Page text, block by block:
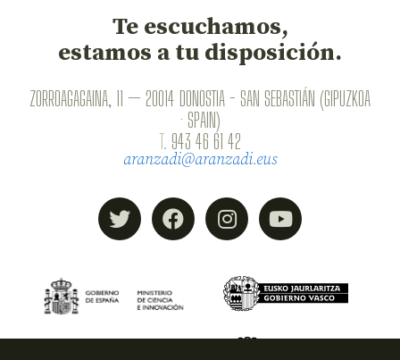
Te escuchamos,
estamos a tu disposición.
ZORROAGAGAINA, 11 — 20014 DONOSTIA - SAN SEBASTIÁN (GIPUZKOA
· SPAIN)
T. 943 46 61 42
aranzadi@aranzadi.eus